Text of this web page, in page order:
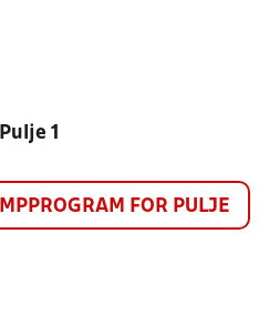
1
FOR PULJE